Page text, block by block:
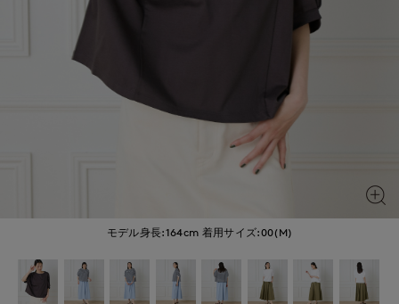
モデル身長:164cm 着用サイズ:00(M)